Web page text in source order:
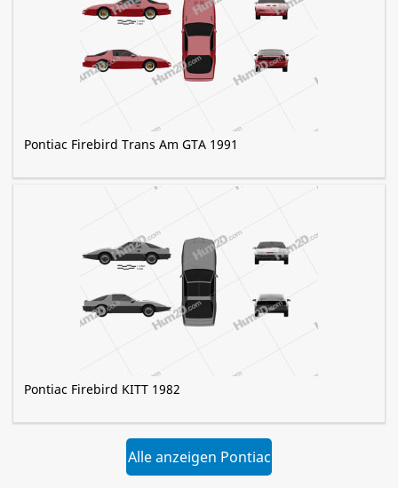
Pontiac Firebird Trans Am GTA 1991
Pontiac Firebird KITT 1982
Alle anzeigen Pontiac